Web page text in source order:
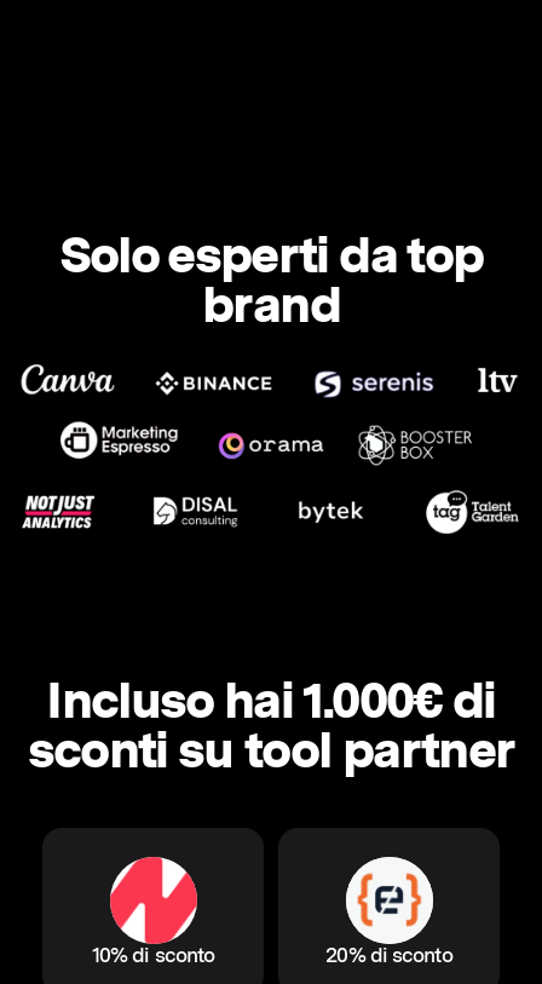
Solo esperti da top
brand
Incluso hai 1.000€ di
sconti su tool partner
10% di sconto 20% di sconto